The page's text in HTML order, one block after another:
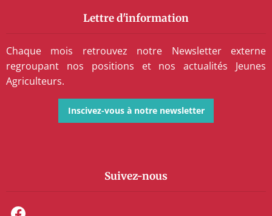
Lettre d'information
Chaque mois retrouvez notre Newsletter externe
regroupant nos positions et nos actualités Jeunes
Agriculteurs.
Inscivez-vous à notre newsletter
Suivez-nous